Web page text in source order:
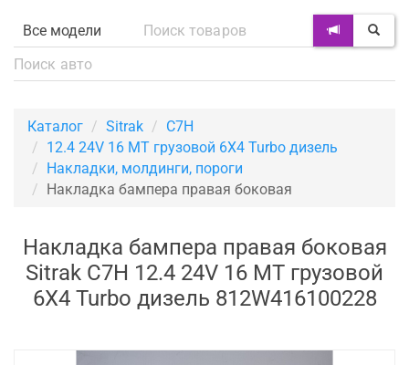
Каталог Sitrak
C7H
12.4 24V 16 MT грузовой 6X4 Turbo дизель
Накладки, молдинги, пороги
Накладка бампера правая боковая
Накладка бампера правая боковая
Sitrak C7H 12.4 24V 16 MT грузовой
6X4 Turbo дизель 812W416100228